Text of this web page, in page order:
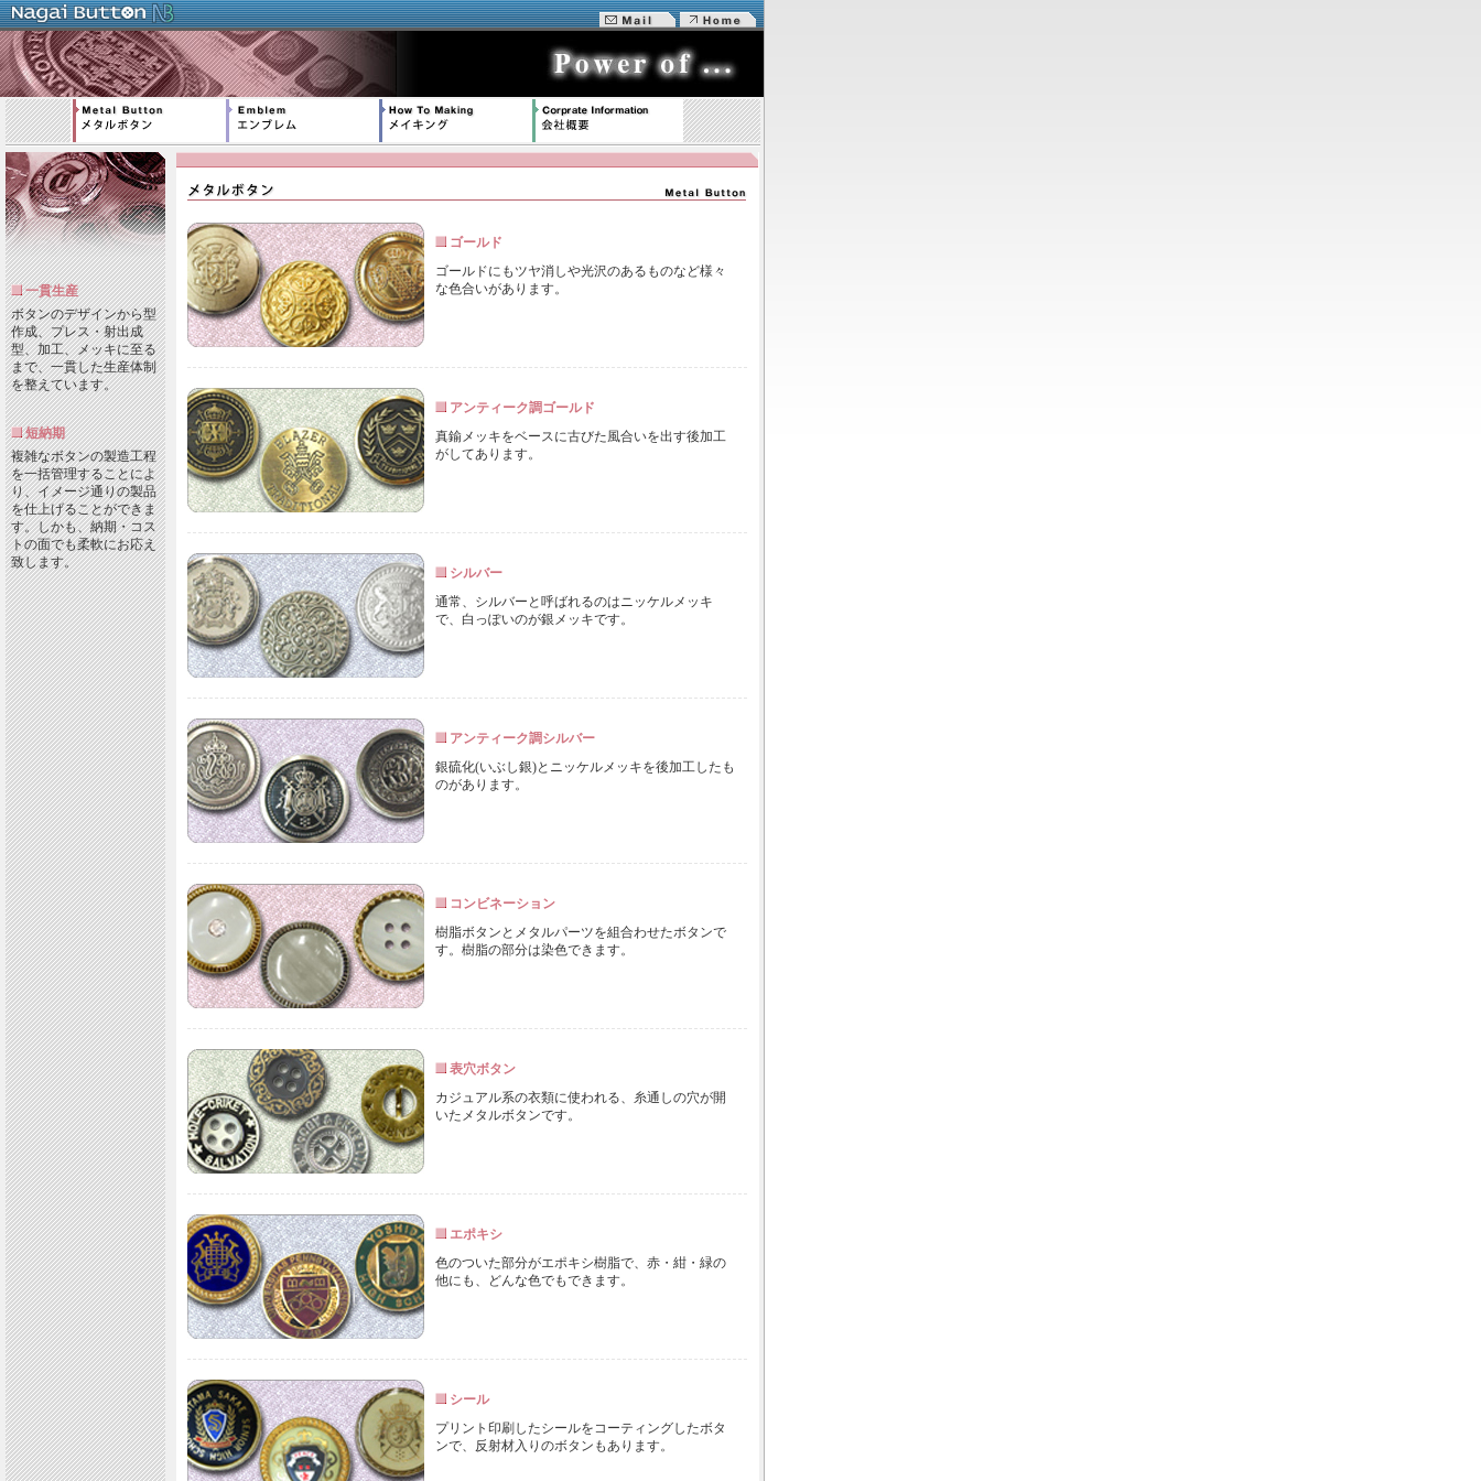
一貫生産
ボタンのデザインから型
作成、プレス・射出成
型、加工、メッキに至る
まで、一貫した生産体制
を整えています。
短納期
複雑なボタンの製造工程
を一括管理することによ
り、イメージ通りの製品
を仕上げることができま
す。しかも、納期・コス
トの面でも柔軟にお応え
致します。
ゴールド
ゴールドにもツヤ消しや光沢のあるものなど様々
な色合いがあります。
アンティーク調ゴールド
真鍮メッキをベースに古びた風合いを出す後加工
がしてあります。
シルバー
通常、シルバーと呼ばれるのはニッケルメッキ
で、白っぽいのが銀メッキです。
アンティーク調シルバー
銀硫化(いぶし銀)とニッケルメッキを後加工したも
のがあります。
コンビネーション
樹脂ボタンとメタルパーツを組合わせたボタンで
す。樹脂の部分は染色できます。
表穴ボタン
カジュアル系の衣類に使われる、糸通しの穴が開
いたメタルボタンです。
エポキシ
色のついた部分がエポキシ樹脂で、赤・紺・緑の
他にも、どんな色でもできます。
シール
プリント印刷したシールをコーティングしたボタ
ンで、反射材入りのボタンもあります。